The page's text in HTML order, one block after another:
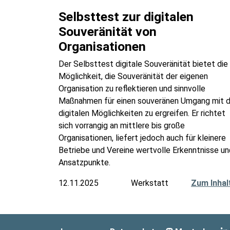
Selbsttest zur digitalen
Souveränität von
Organisationen
Der Selbsttest digitale Souveränität bietet die
Möglichkeit, die Souveränität der eigenen
Organisation zu reflektieren und sinnvolle
Maßnahmen für einen souveränen Umgang mit
digitalen Möglichkeiten zu ergreifen. Er richtet
sich vorrangig an mittlere bis große
Organisationen, liefert jedoch auch für kleinere
Betriebe und Vereine wertvolle Erkenntnisse
Ansatzpunkte.
12.11.2025 Werkstatt Zum